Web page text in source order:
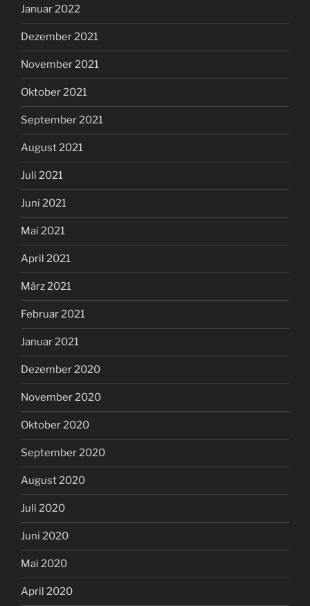
Januar 2022
Dezember 2021
November 2021
Oktober 2021
September 2021
August 2021
Juli 2021
Juni 2021
Mai 2021
April 2021
März 2021
Februar 2021
Januar 2021
Dezember 2020
November 2020
Oktober 2020
September 2020
August 2020
Juli 2020
Juni 2020
Mai 2020
April 2020